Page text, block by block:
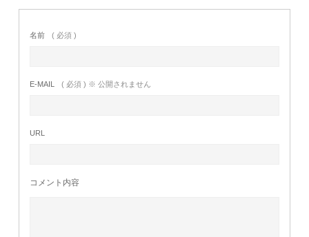
名前 ( 必須 )
E-MAIL ( 必須 ) ※ 公開されません
URL
コメント内容